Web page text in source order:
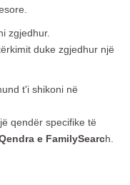
zgjedhur.
duke zgjedhur një
t'i shikoni në
qendër specifike të
e FamilySearch.